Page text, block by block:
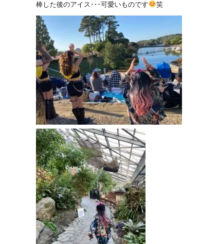
棒した後のアイス･･･可愛いものです
笑